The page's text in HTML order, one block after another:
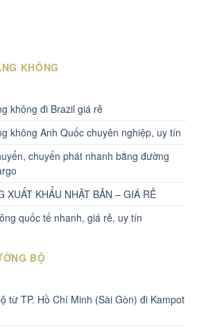
KHÔNG
không đi Brazil giá rẻ
không Anh Quốc chuyên nghiệp, uy tín
chuyển phát nhanh bằng đường
XUẤT KHẨU NHẬT BẢN – GIÁ RẺ
quốc tế nhanh, giá rẻ, uy tín
BỘ
từ TP. Hồ Chí Minh (Sài Gòn) đi Kampot